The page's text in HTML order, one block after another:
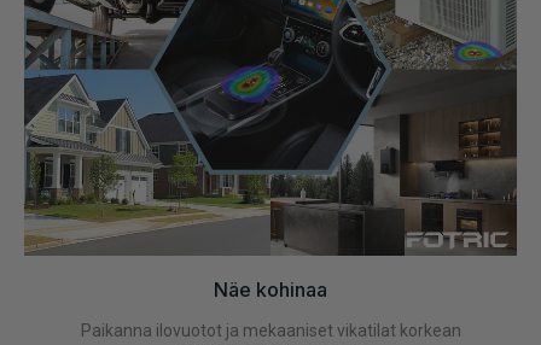
Näe kohinaa
Paikanna ilovuotot ja mekaaniset vikatilat korkean